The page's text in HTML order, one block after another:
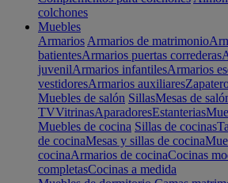
colchones
Muebles
Armarios Armarios de matrimonio
batientesArmarios puertas correderas
juvenilArmarios infantilesArmarios
vestidoresArmarios auxiliares
Muebles de salón SillasMesas de
TVVitrinasAparadoresEstanterias
Muebles de cocina Sillas de cocinas
de cocinaMesas y sillas de cocina
cocinaArmarios de cocinaCocinas
completasCocinas a medida